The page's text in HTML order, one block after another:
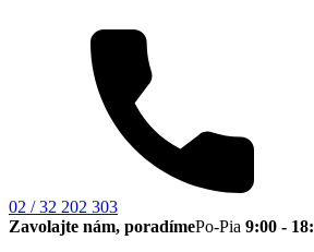
02 / 32 202 303
Zavolajte nám, poradímePo-Pia 9:00 -